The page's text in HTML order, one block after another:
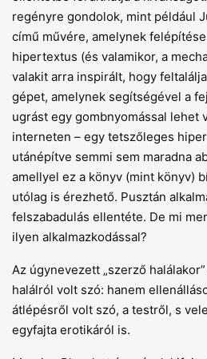
regényre gondolok, mint például
című művére, amelynek
hipertextus (és valamikor, a
valakit arra inspirált, hogy
gépet, amelynek segítségével a
ugrást egy gombnyomással lehet
interneten – egy tetszőleges
utánépítve semmi sem maradna
amellyel ez a könyv (mint könyv)
utólag is érezhető. Pusztán
felszabadulás ellentéte. De mi
ilyen alkalmazkodással?
Az úgynevezett „szerző
halálról volt szó: hanem
átlépésről volt szó, a testről, s
egyfajta erotikáról is.